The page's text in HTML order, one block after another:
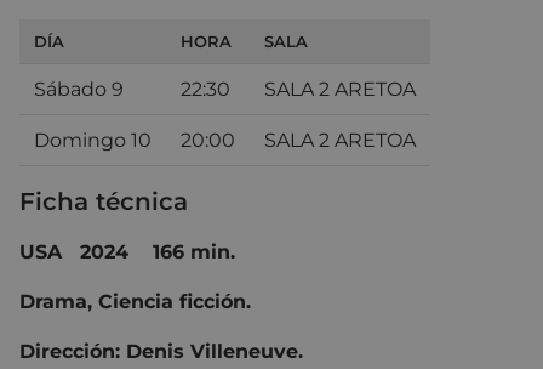
DÍA HORA SALA
Sábado 9 22:30 SALA 2 ARETOA
Domingo 10 20:00 SALA 2 ARETOA
Ficha técnica
USA 2024 166 min.
Drama, Ciencia ficción.
Dirección: Denis Villeneuve.